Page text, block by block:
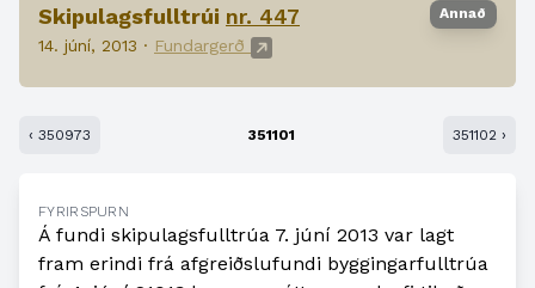
Skipulagsfulltrúi nr. 447
14. júní, 2013 · Fundargerð
Annað
‹ 350973 351101 351102 ›
FYRIRSPURN
Á fundi skipulagsfulltrúa 7. júní 2013 var lagt
fram erindi frá afgreiðslufundi byggingarfulltrúa